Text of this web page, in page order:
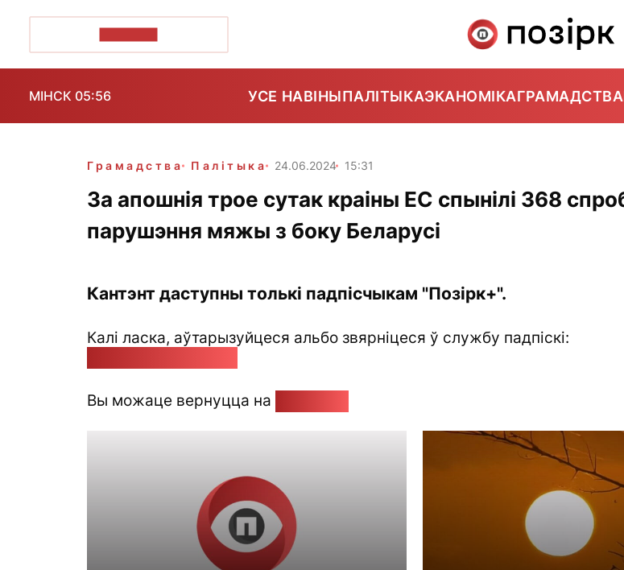
МІНСК 05:56 УСЕ НАВІНЫПАЛІТЫКАЭКАНОМІКАГРАМАДСТВА
Грамадства Палітыка 24.06.2024 15:31
За апошнія трое сутак краіны ЕС спынілі 368
парушэння мяжы з боку Беларусі
Кантэнт даступны толькі падпісчыкам "Позірк+".
Калі ласка, аўтарызуйцеся альбо звярніцеся ў службу падпіскі:
Вы можаце вернуцца на